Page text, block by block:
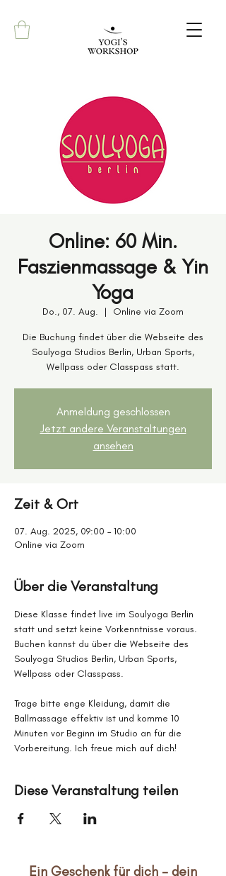
Online: 60 Min.
Faszienmassage & Yin
Yoga
Do., 07. Aug.
  |
Online via Zoom
Die Buchung findet über die Webseite des
Soulyoga Studios Berlin, Urban Sports,
Wellpass oder Classpass statt.
Anmeldung geschlossen
Jetzt andere Veranstaltungen
ansehen
Zeit & Ort
07. Aug. 2025, 09:00 – 10:00
Online via Zoom
Über die Veranstaltung
Diese Klasse findet live im Soulyoga Berlin
statt und setzt keine Vorkenntnisse voraus.
Buchen kannst du über die Webseite des
Soulyoga Studios Berlin, Urban Sports,
Wellpass oder Classpass.
Trage bitte enge Kleidung, damit die
Ballmassage effektiv ist und komme 10
Minuten vor Beginn im Studio an für die
Vorbereitung. Ich freue mich auf dich!
Diese Veranstaltung teilen
Ein Geschenk für dich – dein